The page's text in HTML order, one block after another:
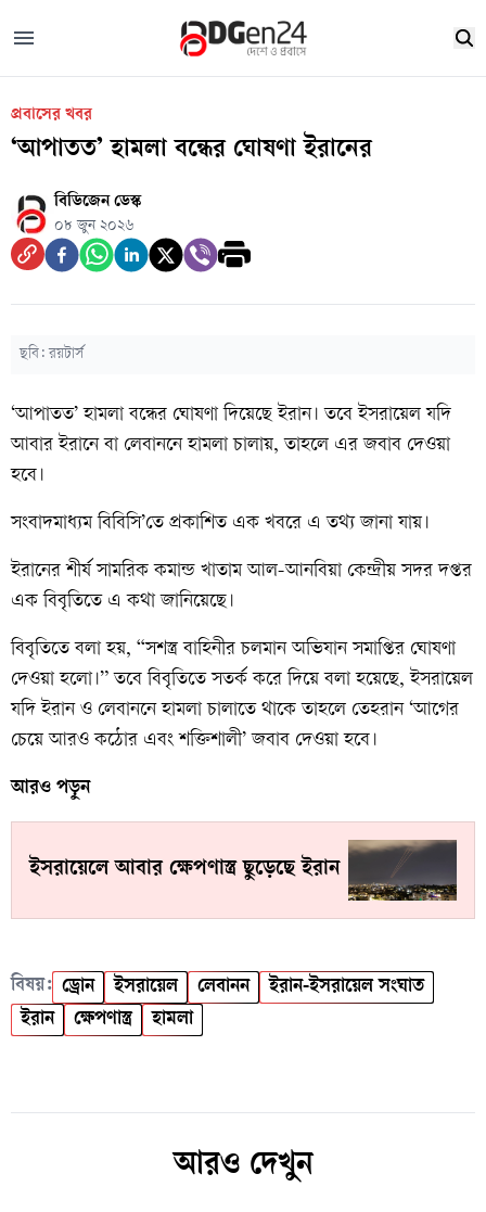
প্রবাসের খবর
‘আপাতত’ হামলা বন্ধের ঘোষণা ইরানের
বিডিজেন ডেস্ক
০৮ জুন ২০২৬
ছবি: রয়টার্স
‘আপাতত’ হামলা বন্ধের ঘোষণা দিয়েছে ইরান। তবে ইসরায়েল যদি
আবার ইরানে বা লেবাননে হামলা চালায়, তাহলে এর জবাব দেওয়া
হবে।
সংবাদমাধ্যম বিবিসি’তে প্রকাশিত এক খবরে এ তথ্য জানা যায়।
ইরানের শীর্ষ সামরিক কমান্ড খাতাম আল-আনবিয়া কেন্দ্রীয় সদর দপ্তর
এক বিবৃতিতে এ কথা জানিয়েছে।
বিবৃতিতে বলা হয়, “সশস্ত্র বাহিনীর চলমান অভিযান সমাপ্তির ঘোষণা
দেওয়া হলো।” তবে বিবৃতিতে সতর্ক করে দিয়ে বলা হয়েছে, ইসরায়েল
যদি ইরান ও লেবাননে হামলা চালাতে থাকে তাহলে তেহরান ‘আগের
চেয়ে আরও কঠোর এবং শক্তিশালী’ জবাব দেওয়া হবে।
আরও পড়ুন
ইসরায়েলে আবার ক্ষেপণাস্ত্র ছুড়েছে ইরান
বিষয়: ড্রোন ইসরায়েল লেবানন
ইরান-ইসরায়েল সংঘাত
ইরান
ক্ষেপণাস্ত্র হামলা
আরও দেখুন